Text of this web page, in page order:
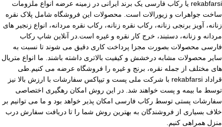
rekabfarsi یا رکاب فارسی یک برند ایرانی در زمینه عرضه انواع ملزومات
ساخت جواهرات و زیورالات است. محصولات این فروشگاه شامل پلاک نقره
زنانه، آویز برنجی زنانه، رکاب نقره زنانه، رکاب نقره مردانه، انواع زنجیر های
مردانه و زنانه، دستبند، خرج کار نقره و غیره است.در آنلاین شاپ رکاب
فارسی محصولات بصورت مجزا پرداخت کاری دقیق می شوند تا نسبت به
سایر محصولات مشابه درخشش و کیفیت بالاتری داشته باشند. ما انواع متریال
های مختلف از جمله نقره، برنج و غیره را فروشگاه عرضه می کنیم.طی
قراداد rekabfarsi با شرکت ملی پست و تیپاکس سفارشات با ارزش بالا نیز
توسط ما بیمه و پست خواهند شد. در این روش امکان رهگیری اختصاصی
سفارشات پستی توسط رکاب فارسی امکان پذیر خواهد بود و ما می توانیم بر
خلاف بسیاری از فروشندگان به بهترین روش شما را تا دریافت سفارش درب
منزل همراهی کنیم.